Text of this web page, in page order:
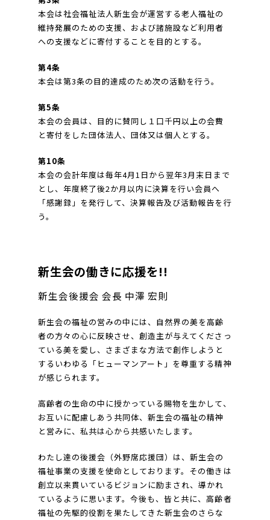
本会は社会福祉法人新生会が運営する老人福祉の
維持発展のための支援、および諸施設など利用者
への支援などに寄付することを目的とする。
第4条
本会は第3条の目的達成のため次の活動を行う。
第5条
本会の会員は、目的に賛同し１口千円以上の会費
と寄付をした団体法人、団体又は個人とする。
第10条
本会の会計年度は毎年4月1日から翌年3月末日まで
とし、年度終了後2か月以内に決算を行い会員へ
「感謝録」を発行して、決算報告及び活動報告を行
う。
新生会の働きに応援を!!
新生会後援会 会長 中澤 宏則
新生会の福祉の営みの中には、自然界の美を高齢
者の方々の心に反映させ、創造主が与えてくださっ
ている美を愛し、さまざまな方法で創作しようと
するいわゆる「ヒューマンアート」を尊重する精神
が感じられます。
高齢者の生命の中に授かっている賜物を生かして、
お互いに配慮しあう共同体、新生会の福祉の精神
と営みに、私共は心から共感いたします。
わたし達の後援会（外野席応援団）は、新生会の
福祉事業の支援を使命としております。その働きは
創立以来貫いているビジョンに励まされ、導かれ
ているように思います。今後も、皆と共に、高齢者
福祉の先駆的役割を果たしてきた新生会のさらな